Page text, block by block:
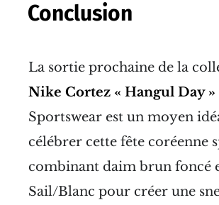
Conclusion
La sortie prochaine de la
Nike Cortez « Hangul Day »
Sportswear est un moyen
célébrer cette fête coréenne
combinant daim brun foncé
Sail/Blanc pour créer une